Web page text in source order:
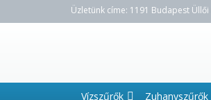
Üzletünk címe: 1191 Budapest
Vízszűrők Zuhanyszűrők